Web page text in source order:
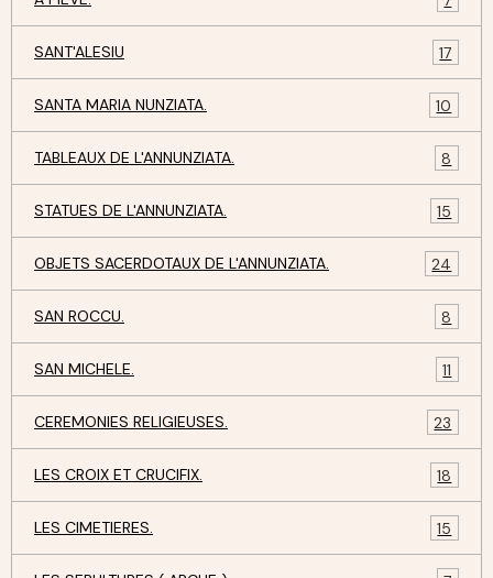
SANT'ALESIU 17
SANTA MARIA NUNZIATA. 10
TABLEAUX DE L'ANNUNZIATA. 8
STATUES DE L'ANNUNZIATA. 15
OBJETS SACERDOTAUX DE L'ANNUNZIATA. 24
SAN ROCCU. 8
SAN MICHELE. 11
CEREMONIES RELIGIEUSES. 23
LES CROIX ET CRUCIFIX. 18
LES CIMETIERES. 15